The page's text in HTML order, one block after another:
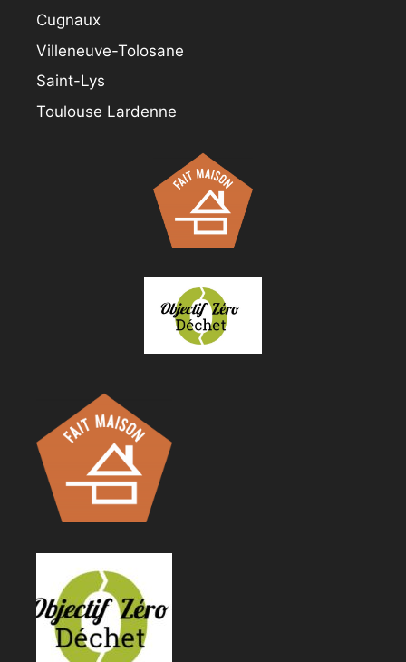
Cugnaux
Villeneuve-Tolosane
Saint-Lys
Toulouse Lardenne